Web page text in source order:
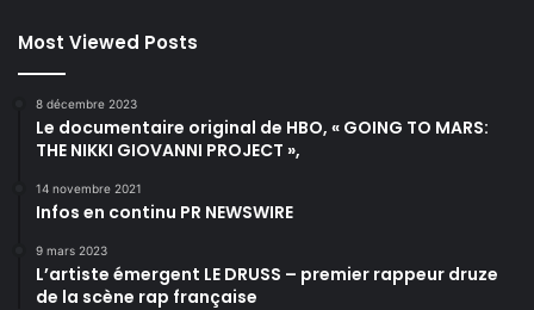
Most Viewed Posts
8 décembre 2023
Le documentaire original de HBO, « GOING TO MARS:
THE NIKKI GIOVANNI PROJECT »,
14 novembre 2021
Infos en continu PR NEWSWIRE
9 mars 2023
L’artiste émergent LE DRUSS – premier rappeur druze
de la scène rap française